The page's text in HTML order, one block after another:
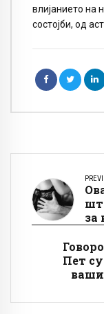
влијанието на
состојби, од
за
Пет